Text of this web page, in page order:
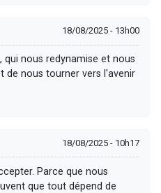
18/08/2025 - 13h00
qui nous redynamise et nous
de nous tourner vers l'avenir
18/08/2025 - 10h17
Parce que nous
que tout dépend de